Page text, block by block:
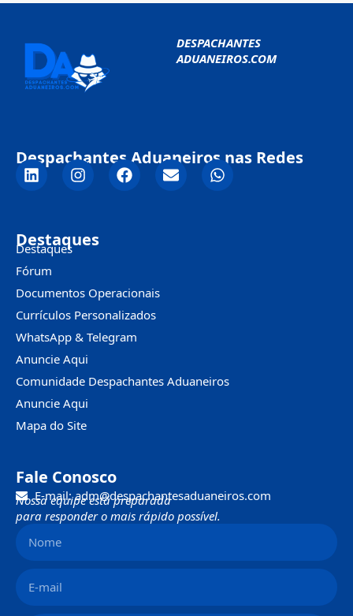
DESPACHANTES
ADUANEIROS.COM
Despachantes Aduaneiros nas Redes
Destaques
Destaques
Fórum
Documentos Operacionais
Currículos Personalizados
WhatsApp & Telegram
Anuncie Aqui
Comunidade Despachantes Aduaneiros
Anuncie Aqui
Mapa do Site
Fale Conosco
E-mail: adm@despachantesaduaneiros.com
Nossa equipe está preparada
para responder o mais rápido possível.